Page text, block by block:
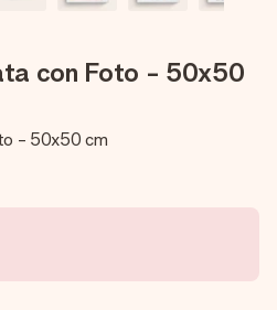
con Foto - 50x50
- 50x50 cm